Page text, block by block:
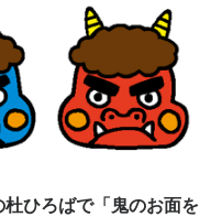
ひろばで「鬼のお面を